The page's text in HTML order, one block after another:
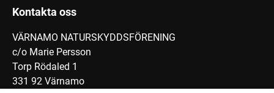
Kontakta oss
VÄRNAMO NATURSKYDDSFÖRENING
c/o Marie Persson
Torp Rödaled 1
331 92 Värnamo